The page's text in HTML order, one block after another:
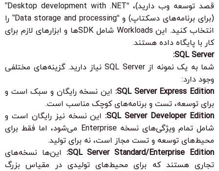
قصد توسعه وب دارید)، “Desktop development with .NET”
(برای برنامه‌های دسکتاپ) و “Data storage and processing” را
انتخاب کنید. این Workloads شامل SDKها و ابزارهای لازم برای
کار با پایگاه داده هستند.
SQL Server:
شما به یک نمونه از SQL Server نیاز دارید. گزینه‌های مختلفی
وجود دارد:
SQL Server Express Edition: این نسخه رایگان و سبک است و
برای توسعه، تست و برنامه‌های کوچک مناسب است.
SQL Server Developer Edition:این نسخه نیز رایگان است و
شامل تمام ویژگی‌های نسخه Enterprise می‌شود، اما فقط برای
محیط‌های توسعه و تست مجاز است، نه برای تولید.
SQL Server Standard/Enterprise Edition:
این‌ها نسخه‌های
تجاری هستند که برای محیط‌های تولیدی در مقیاس بزرگ